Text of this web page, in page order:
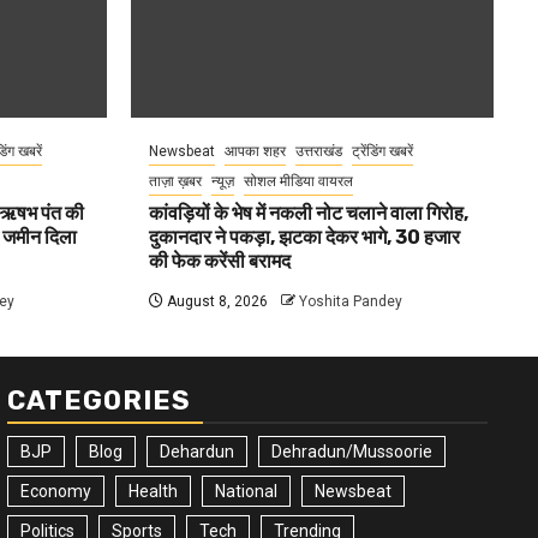
खबरें
पंत की
दिला
Newsbeat आपका शहर उत्तराखंड
ट्रेंडिंग खबरें
ताज़ा ख़बर
न्यूज़ सोशल मीडिया वायरल
कांवड़ियों के भेष में नकली नोट चलाने वाला गिरोह,
दुकानदार ने पकड़ा, झटका देकर भागे, 30 हजार
की फेक करेंसी बरामद
August 8, 2026 Yoshita Pandey
CATEGORIES
BJP Blog Dehardun Dehradun/Mussoorie
Economy Health National Newsbeat
Politics Sports Tech Trending